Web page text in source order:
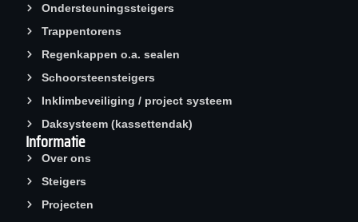
Ondersteuningssteigers
Trappentorens
Regenkappen o.a. sealen
Schoorsteen­steigers
Inklimbeveiliging / project systeem
Daksysteem (kassettendak)
Informatie
Over ons
Steigers
Projecten